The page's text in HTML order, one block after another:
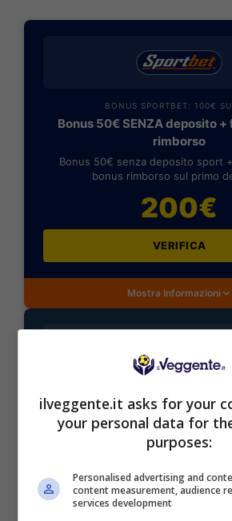
BONUS SPORTBET: 100€
Bonus 50€ SENZA deposito +
rimborso
Bonus 50€ senza deposito sport
bonus rimborso sul primo
200€
VERIFICA
Mostra Informazioni
Fino a 2050€ sport e
Per i nuovi registrati: 100% fino a
Scommesse + 50% del primo
2050€
ilveggente.it asks for your
your personal data for
purposes:
Personalised advertising and
content measurement, audience
services development